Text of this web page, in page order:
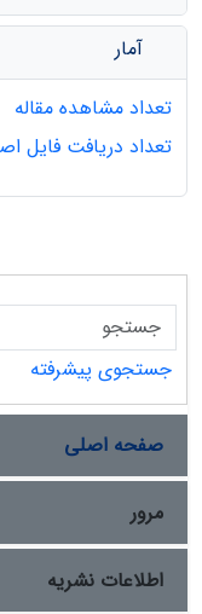
آمار
تعداد مشاهده مقاله
تعداد دریافت فایل
جستجوی پیشرفته
صفحه اصلی
مرور
اطلاعات نشریه